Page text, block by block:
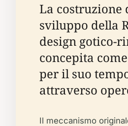
La costruzione
sviluppo della
design gotico-
concepita
per il suo
attraverso
Il meccanismo